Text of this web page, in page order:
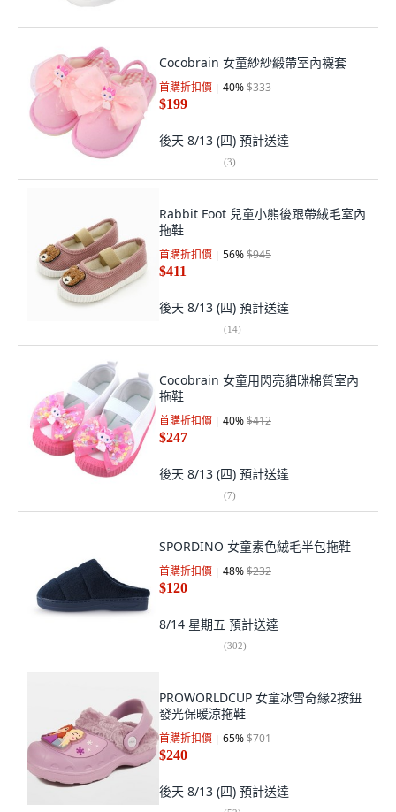
Cocobrain 女童紗紗緞帶室內襪套
首購折扣價 40%$333
$199
後天 8/13 (四) 預計送達
(3)
Rabbit Foot 兒童小熊後跟帶絨毛室內
拖鞋
首購折扣價 56%$945
$411
後天 8/13 (四) 預計送達
(14)
Cocobrain 女童用閃亮貓咪棉質室內
拖鞋
首購折扣價 40%$412
$247
後天 8/13 (四) 預計送達
(7)
SPORDINO 女童素色絨毛半包拖鞋
首購折扣價 48%$232
$120
8/14 星期五 預計送達
(302)
PROWORLDCUP 女童冰雪奇緣2按鈕
發光保暖涼拖鞋
首購折扣價 65%$701
$240
後天 8/13 (四) 預計送達